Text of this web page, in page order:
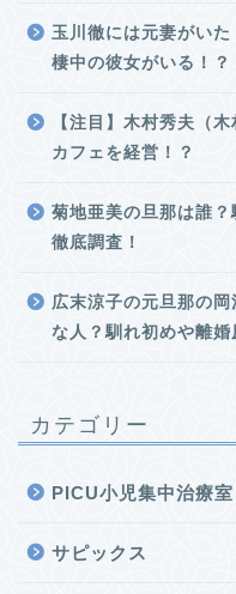
玉川徹には元妻がい
棲中の彼女がいる！？
【注目】木村秀夫（
カフェを経営！？
菊地亜美の旦那は誰
徹底調査！
広末涼子の元旦那の
な人？馴れ初めや離婚
カテゴリー
PICU小児集中治療室
サピックス